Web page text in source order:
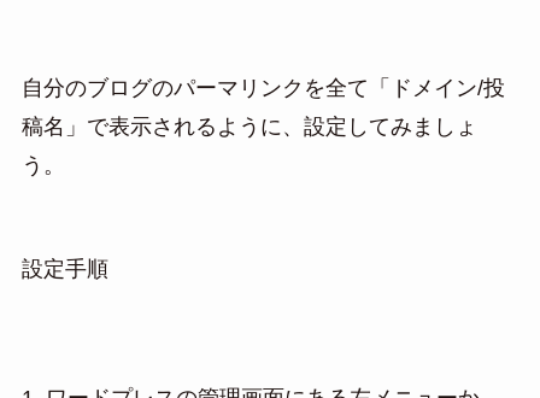
自分のブログのパーマリンクを全て「ドメイン/投
稿名」で表示されるように、設定してみましょ
う。
設定手順